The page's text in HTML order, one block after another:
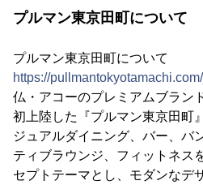
プルマン東京田町について
プルマン東京田町について
https://
仏・アコーのプレミアムブラン
初上陸した『プルマン東京田町
ジュアルダイニング、バー、バ
ティブラウンジ、フィットネス
セプトテーマとし、モダンなデ